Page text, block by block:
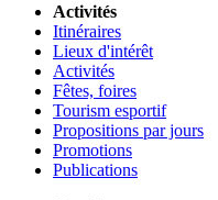
Activités
Itinéraires
Lieux d'intérêt
Activités
Fêtes, foires
Tourism esportif
Propositions par jours
Promotions
Publications